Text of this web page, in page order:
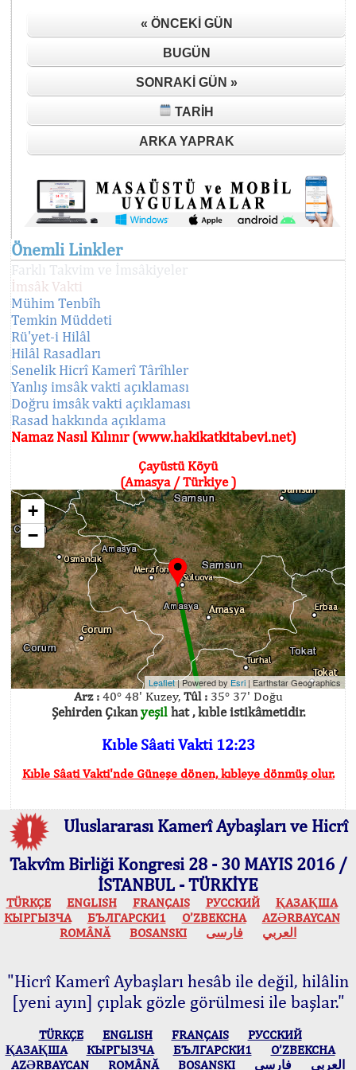
« ÖNCEKI GÜN
BUGÜN
SONRAKI GÜN »
TARIH
ARKA YAPRAK
Önemli Linkler
Farklı Takvim ve İmsâkiyeler
İmsâk Vakti
Mühim Tenbîh
Temkin Müddeti
Rü'yet-i Hilâl
Hilâl Rasadları
Senelik Hicrî Kamerî Târîhler
Yanlış imsâk vakti açıklaması
Doğru imsâk vakti açıklaması
Rasad hakkında açıklama
Namaz Nasıl Kılınır (www.hakikatkitabevi.net)
Çayüstü Köyü
(Amasya / Türkiye )
+
−
Leaflet| Powered by Esri |Earthstar Geographics
Arz :40° 48' Kuzey, Tûl :35° 37' Doğu
Şehirden Çıkanyeşilhat , kıble istikâmetidir.
Kıble Sâati Vakti 12:23
Kıble Sâati Vakti'nde Güneşe dönen, kıbleye dönmüş olur.
Uluslararası Kamerî Aybaşları ve Hicrî
Takvîm Birliği Kongresi 28 - 30 MAYIS 2016 /
İSTANBUL - TÜRKİYE
TÜRKÇE ENGLISH FRANÇAIS РУССКИЙ
ҚАЗАҚША
КЫPГЫЗЧA
БЪЛГАРСКИ1 O’ZBEKCHA
AZӘRBAYCAN
ROMÂNĂ
BOSANSKI العربي فارسی
"Hicrî Kamerî Aybaşları hesâb ile değil, hilâlin
[yeni ayın] çıplak gözle görülmesi ile başlar."
TÜRKÇE ENGLISH FRANÇAIS
РУССКИЙ
ҚАЗАҚША
КЫPГЫЗЧA БЪЛГАРСКИ1
O’ZBEKCHA
AZӘRBAYCAN
ROMÂNĂ BOSANSKI العربي فارسی